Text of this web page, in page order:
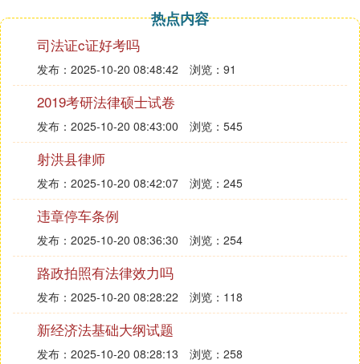
热点内容
司法证c证好考吗
发布：2025-10-20 08:48:42 浏览：91
2019考研法律硕士试卷
发布：2025-10-20 08:43:00 浏览：545
射洪县律师
发布：2025-10-20 08:42:07 浏览：245
违章停车条例
发布：2025-10-20 08:36:30 浏览：254
路政拍照有法律效力吗
发布：2025-10-20 08:28:22 浏览：118
新经济法基础大纲试题
发布：2025-10-20 08:28:13 浏览：258